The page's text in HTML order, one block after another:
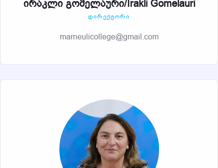
ირაკლი გომელაური/Irakli Gomelauri
ᲓᲘᲠᲔᲥᲢᲝᲠᲘ
marneulicollege@gmail.com